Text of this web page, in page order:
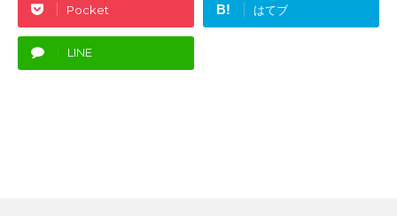
Pocket B! はてブ
LINE